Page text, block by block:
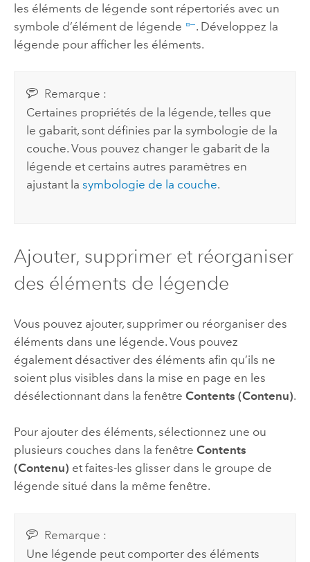
les éléments de légende sont répertoriés avec un
symbole d’élément de légende
. Développez la
légende pour afficher les éléments.
Remarque :
Certaines propriétés de la légende, telles que
le gabarit, sont définies par la symbologie de la
couche. Vous pouvez changer le gabarit de la
légende et certains autres paramètres en
ajustant lasymbologie de la couche.
Ajouter, supprimer et réorganiser
des éléments de légende
Vous pouvez ajouter, supprimer ou réorganiser des
éléments dans une légende. Vous pouvez
également désactiver des éléments afin qu’ils ne
soient plus visibles dans la mise en page en les
désélectionnant dans la fenêtre Contents (Contenu).
Pour ajouter des éléments, sélectionnez une ou
plusieurs couches dans la fenêtre Contents
(Contenu) et faites-les glisser dans le groupe de
légende situé dans la même fenêtre.
Remarque :
Une légende peut comporter des éléments